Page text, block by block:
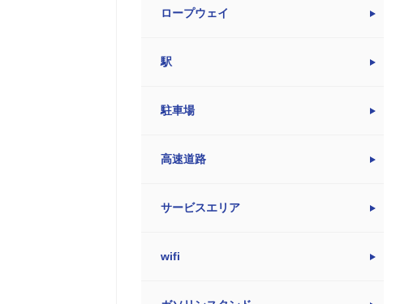
ロープウェイ
駅
駐車場
高速道路
サービスエリア
wifi